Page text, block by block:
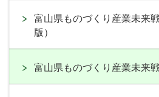
富山県ものづくり産業未来
版）
富山県ものづくり産業未来